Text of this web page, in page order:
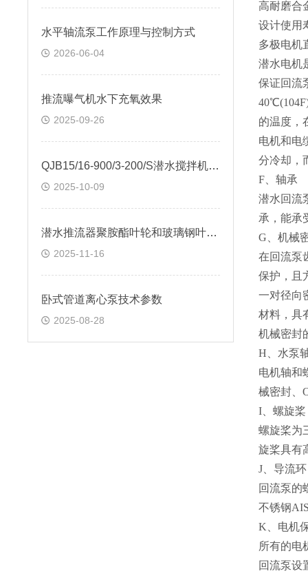
水平轴流泵工作原理与控制方式
2026-06-04
推流曝气机水下充氧效果
2025-09-26
QJB15/16-900/3-200/S潜水搅拌机厂家
2025-10-09
潜水推流器聚胺酯叶轮和玻璃钢叶轮的区别
2025-11-16
卧式管道离心泵技术参数
2025-08-28
高耐磨合
设计使用
多极电机
潜水电机
保证回流
的温度，
电机和电
分冷却，
F、轴承
潜水回流
承，能承
G、机械
在回流泵
保护，且
一对径向
材料，具
机械密封
H、水泵
电机轴和
械密封、
I、螺旋桨
螺旋桨为
旋桨具有
J、导流环
回流泵的
不锈钢
K、电机
所有的电
回流泵设